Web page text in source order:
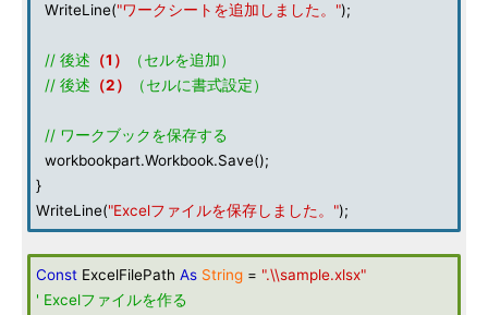
WriteLine("ワークシートを追加しました。");
// 後述 （1）
（セルを追加）
// 後述 （2） （セルに書式設定）
// ワークブックを保存する
workbookpart.Workbook.Save();
}
WriteLine("Excelファイルを保存しました。");
Const ExcelFilePath As String = ".\\sample.xlsx"
' Excelファイルを作る